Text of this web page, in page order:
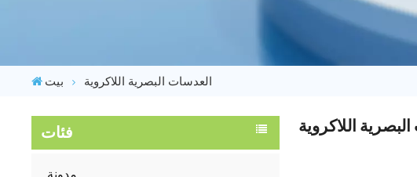
بيت العدسات البصرية اللاكروية
فئات اللاكروية